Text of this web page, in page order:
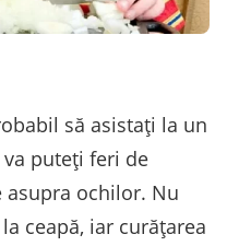
să asistați la un
puteți feri de
asupra ochilor. Nu
ceapă, iar curățarea